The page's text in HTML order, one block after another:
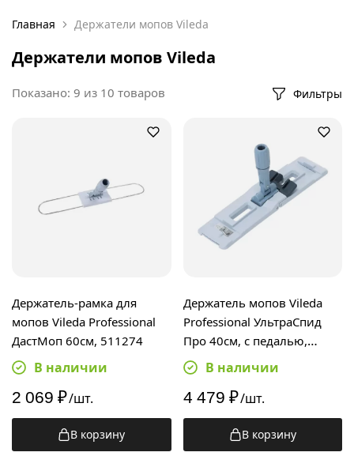
Главная Держатели мопов Vileda
Держатели мопов Vileda
Показано: 9 из 10 товаров Фильтры
Держатель-рамка для
мопов Vileda Professional
ДастМоп 60см, 511274
В наличии
2 069 ₽/шт.
В корзину
Держатель мопов Vileda
Professional УльтраСпид
Про 40см, с педалью,
147593В наличии
4 479 ₽/шт.
В корзину